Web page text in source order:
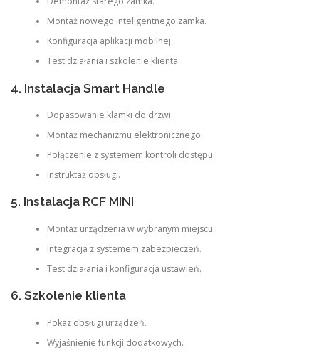
Montaż nowego inteligentnego zamka.
Konfiguracja aplikacji mobilnej.
Test działania i szkolenie klienta.
4. Instalacja Smart Handle
Dopasowanie klamki do drzwi.
Montaż mechanizmu elektronicznego.
Połączenie z systemem kontroli dostępu.
Instruktaż obsługi.
5. Instalacja RCF MINI
Montaż urządzenia w wybranym miejscu.
Integracja z systemem zabezpieczeń.
Test działania i konfiguracja ustawień.
6. Szkolenie klienta
Pokaz obsługi urządzeń.
Wyjaśnienie funkcji dodatkowych.